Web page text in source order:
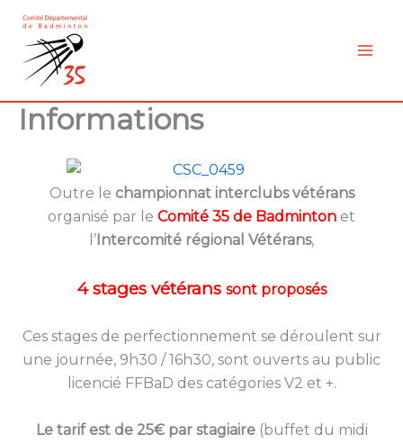
contenu
Informations
Outre le championnat interclubs vétérans
organisé par le Comité 35 de Badminton et
l’Intercomité régional Vétérans,
4 stages vétérans sont proposés
Ces stages de perfectionnement se déroulent sur
une journée, 9h30 / 16h30, sont ouverts au public
licencié FFBaD des catégories V2 et +.
Le tarif est de 25€ par stagiaire(buffet du midi